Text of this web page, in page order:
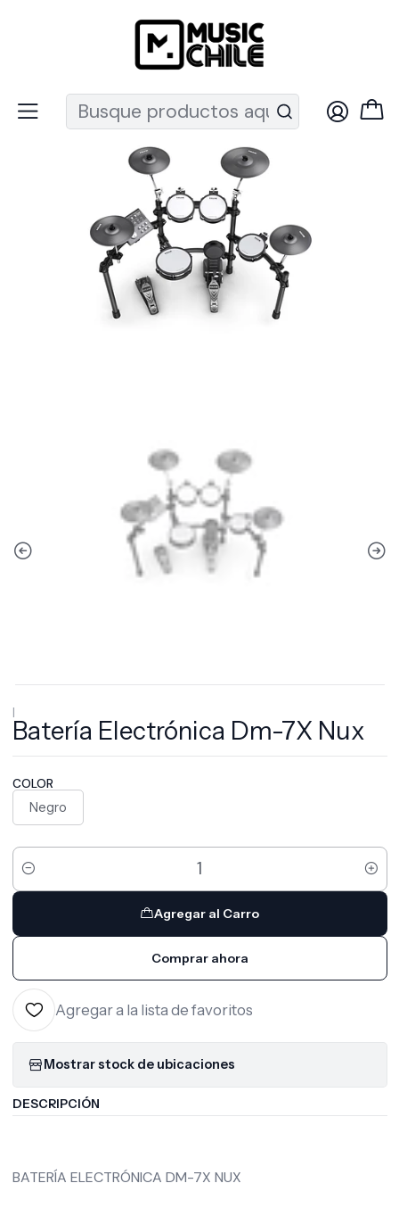
Recuerda que ahora nos puedes encontrar en el MUT
Percusión Baterías
Batería Electrónica
|
Batería Electrónica Dm-7X Nux
COLOR
Negro
Cantidad
Agregar al Carro
Comprar ahora
Agregar a la lista de favoritos
Mostrar stock de ubicaciones
DESCRIPCIÓN
BATERÍA ELECTRÓNICA DM-7X NUX